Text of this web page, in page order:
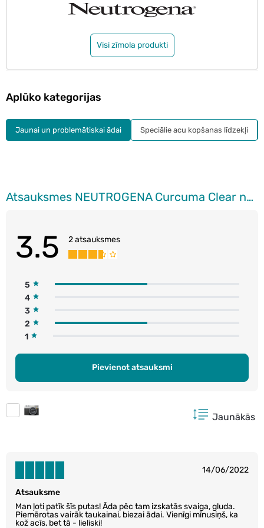
Visi zīmola produkti
Atsauksmes NEUTROGENA Curcuma Clear nomierinošas attīrošās putas sejas mazgāšanai, 150ml
3.5 2 atsauksmes
5
4
3
2
1
Pievienot atsauksmi
Jaunākās
14/06/2022
Atsauksme
Man ļoti patīk šīs putas! Āda pēc tam izskatās svaiga, gluda.
Piemērotas vairāk taukainai, biezai ādai. Vienīgi mīnusiņš, ka
kož acīs, bet tā - lieliski!
Aplūko kategorijas
Jaunai un problemātiskai ādai Speciālie acu kopšanas līdzekļi